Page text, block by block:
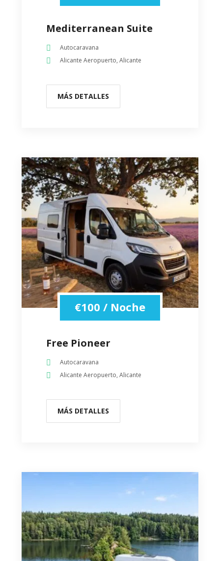
Mediterranean Suite
Autocaravana
Alicante Aeropuerto, Alicante
MÁS DETALLES
€100 / Noche
Free Pioneer
Autocaravana
Alicante Aeropuerto, Alicante
MÁS DETALLES